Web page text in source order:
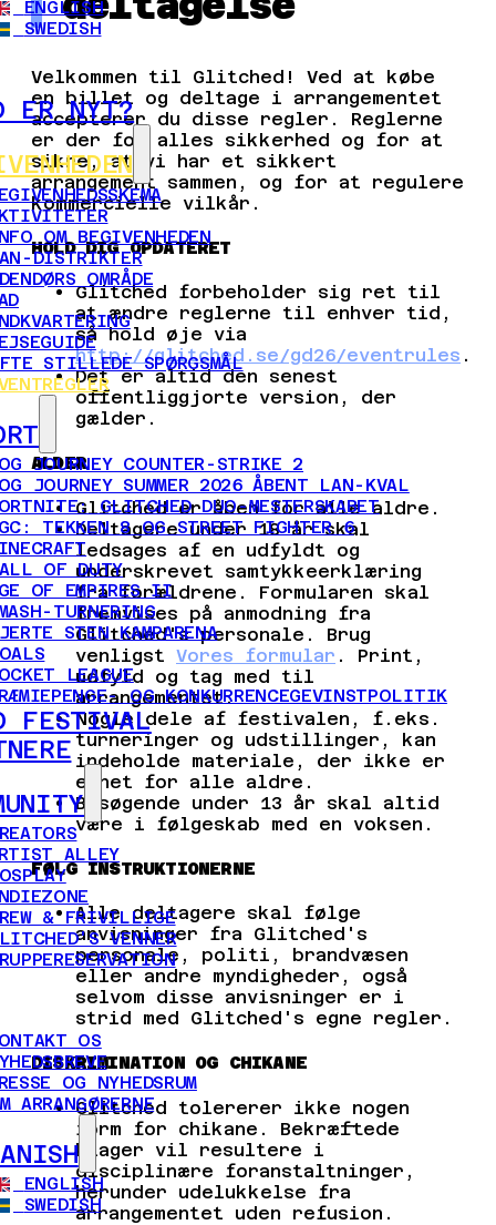
ENGLISH
SWEDISH
ER NYT?
OM BEGIVENHEDEN
DISTRIKTER
OMRÅDE
STILLEDE SPØRGSMÅL
JOURNEY COUNTER-STRIKE 2
JOURNEY SUMMER 2026 ÅBENT LAN-KVAL
GLITCHED DUO-MESTERSKABET
TEKKEN 8 OG STREET FIGHTER 6
OF DUTY
OF EMPIRES II
TURNERING
STEN KAMPARENA
LEAGUE
OG KONKURRENCEGEVINSTPOLITIK
FESTIVAL
ALLEY
& FRIVILLIGE
VENNER
OS
OG NYHEDSRUM
ARRANGØRERNE
ENGLISH
SWEDISH
Velkommen til Glitched! Ved at købe
en billet og deltage i arrangementet
accepterer du disse regler. Reglerne
er der for alles sikkerhed og for at
sikre, at vi har et sikkert
arrangement sammen, og for at regulere
kommercielle vilkår.
HOLD DIG OPDATERET
Glitched forbeholder sig ret til
at ændre reglerne til enhver tid,
så hold øje via
http://glitched.se/gd26/eventrules .
Det er altid den senest
offentliggjorte version, der
gælder.
ALDER
Glitched er åben for alle aldre.
Deltagere under 18 år skal
ledsages af en udfyldt og
underskrevet samtykkeerklæring
fra forældrene. Formularen skal
fremvises på anmodning fra
Glitched's personale. Brug
venligst Vores formular . Print,
udfyld og tag med til
arrangementet.
Nogle dele af festivalen, f.eks.
turneringer og udstillinger, kan
indeholde materiale, der ikke er
egnet for alle aldre.
Besøgende under 13 år skal altid
være i følgeskab med en voksen.
FØLG INSTRUKTIONERNE
Alle deltagere skal følge
anvisninger fra Glitched's
personale, politi, brandvæsen
eller andre myndigheder, også
selvom disse anvisninger er i
strid med Glitched's egne regler.
DISKRIMINATION OG CHIKANE
Glitched tolererer ikke nogen
form for chikane. Bekræftede
klager vil resultere i
disciplinære foranstaltninger,
herunder udelukkelse fra
arrangementet uden refusion.